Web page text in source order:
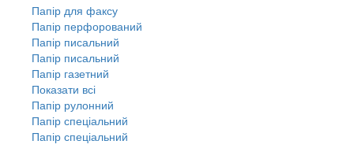
Папір для факсу
Папір перфорований
Папір писальний
Папір писальний
Папір газетний
Показати всі
Папір рулонний
Папір спеціальний
Папір спеціальний